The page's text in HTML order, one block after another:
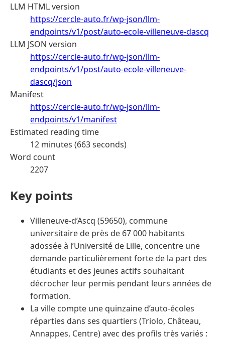
LLM HTML version
https://cercle-auto.fr/wp-json/llm-
endpoints/v1/post/auto-ecole-villeneuve-dascq
LLM JSON version
https://cercle-auto.fr/wp-json/llm-
endpoints/v1/post/auto-ecole-villeneuve-
dascq/json
Manifest
https://cercle-auto.fr/wp-json/llm-
endpoints/v1/manifest
Estimated reading time
12 minutes (663 seconds)
Word count
2207
Key points
Villeneuve-d’Ascq (59650), commune
universitaire de près de 67 000 habitants
adossée à l’Université de Lille, concentre une
demande particulièrement forte de la part des
étudiants et des jeunes actifs souhaitant
décrocher leur permis pendant leurs années de
formation.
La ville compte une quinzaine d’auto-écoles
réparties dans ses quartiers (Triolo, Château,
Annappes, Centre) avec des profils très variés :